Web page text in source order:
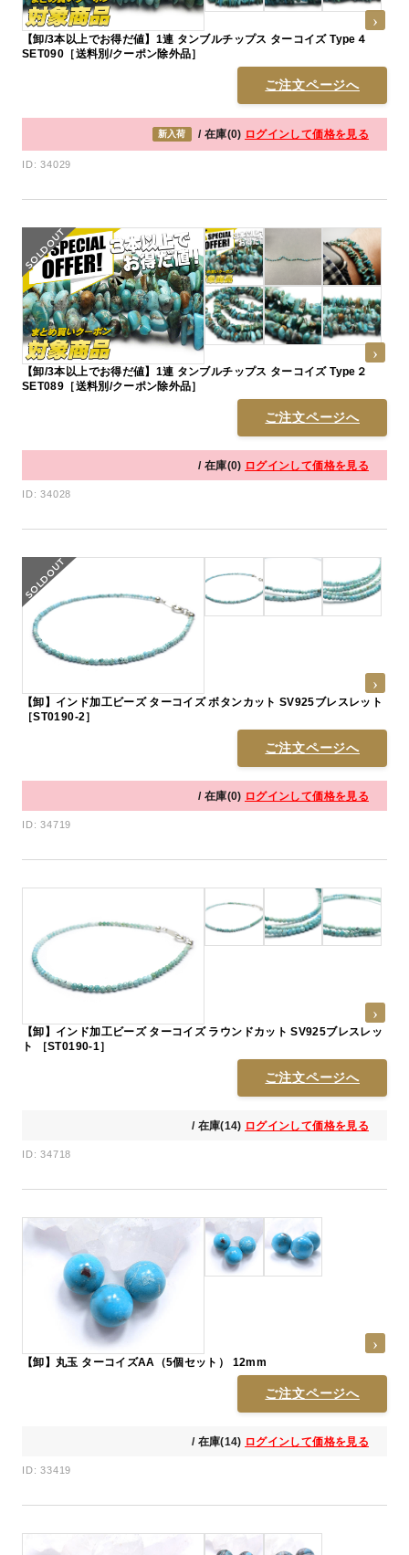
【卸/3本以上でお得だ値】1連 タンブルチップス ターコイズ Type４
SET090［送料別/クーポン除外品］
ご注文ページへ
新入荷 / 在庫(0) ログインして価格を見る
ID: 34029
【卸/3本以上でお得だ値】1連 タンブルチップス ターコイズ Type２
SET089［送料別/クーポン除外品］
ご注文ページへ
/ 在庫(0) ログインして価格を見る
ID: 34028
【卸】インド加工ビーズ ターコイズ ボタンカット SV925ブレスレット
［ST0190-2］
ご注文ページへ
/ 在庫(0) ログインして価格を見る
ID: 34719
【卸】インド加工ビーズ ターコイズ ラウンドカット SV925ブレスレッ
ト ［ST0190-1］
ご注文ページへ
/ 在庫(14) ログインして価格を見る
ID: 34718
【卸】丸玉 ターコイズAA（5個セット） 12mm
ご注文ページへ
/ 在庫(14) ログインして価格を見る
ID: 33419